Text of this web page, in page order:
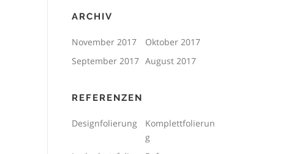
ARCHIV
November 2017
Oktober 2017
September 2017 August 2017
REFERENZEN
Designfolierung
Komplettfolierun
g